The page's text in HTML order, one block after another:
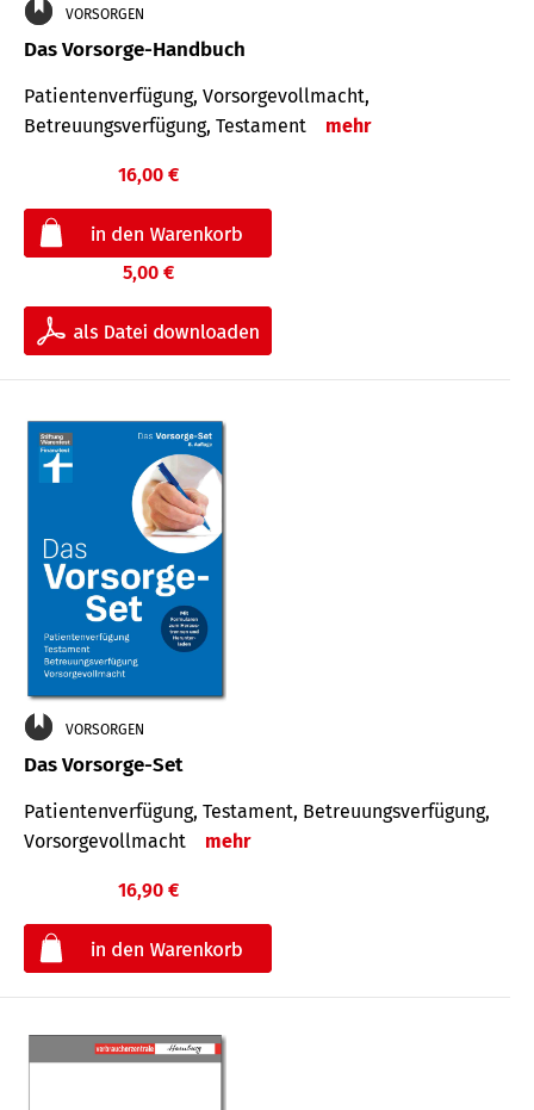
VORSORGEN
Das Vorsorge-Handbuch
Patientenverfügung, Vorsorgevollmacht,
Betreuungsverfügung, Testament
mehr
16,00 €
5,00 €
VORSORGEN
Das Vorsorge-Set
Patienten­ver­fügung, Testa­ment, Be­treuungs­verfü­gung,
Vor­sorge­voll­macht
mehr
16,90 €